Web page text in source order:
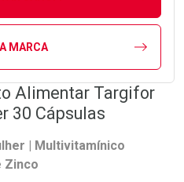
MARCA
Alimentar Targifor
30 Cápsulas
| Multivitamínico
Zinco